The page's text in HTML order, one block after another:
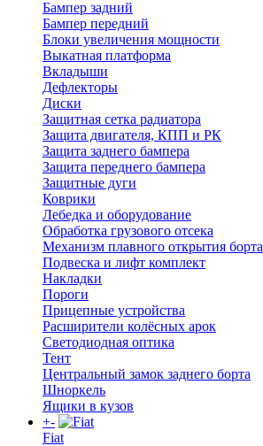
Бампер задний
Бампер передний
Блоки увеличения мощности
Выкатная платформа
Вкладыши
Дефлекторы
Диски
Защитная сетка радиатора
Защита двигателя, КПП и РК
Защита заднего бампера
Защита переднего бампера
Защитные дуги
Коврики
Лебедка и оборудование
Обработка грузового отсека
Механизм плавного открытия борта
Подвеска и лифт комплект
Накладки
Пороги
Прицепные устройства
Расширители колёсных арок
Светодиодная оптика
Тент
Центральный замок заднего борта
Шноркель
Ящики в кузов
+-
Fiat